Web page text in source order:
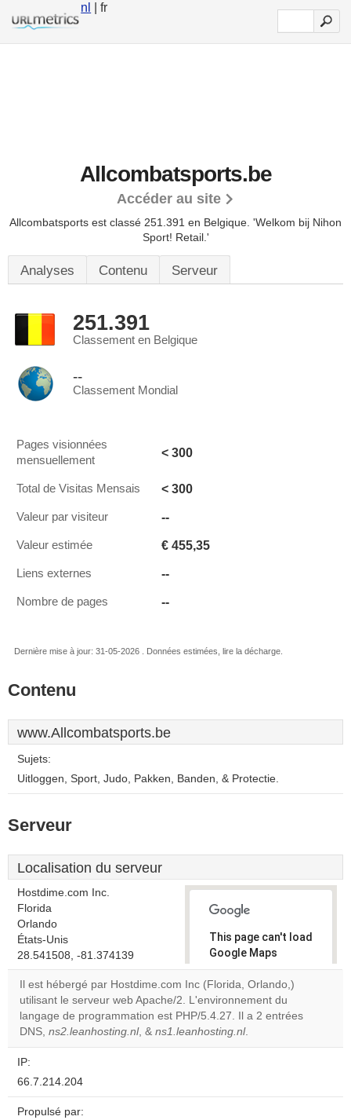
nl | fr
Allcombatsports.be
Accéder au site
Allcombatsports est classé 251.391 en Belgique. 'Welkom bij Nihon
Sport! Retail.'
Analyses Contenu Serveur
251.391
Classement en Belgique
--
Classement Mondial
Pages visionnées
mensuellement
< 300
Total de Visitas Mensais < 300
Valeur par visiteur --
Valeur estimée € 455,35
Liens externes --
Nombre de pages --
Dernière mise à jour: 31-05-2026 . Données estimées, lire la décharge.
Contenu
www.Allcombatsports.be
Sujets:
Uitloggen, Sport, Judo, Pakken, Banden, & Protectie.
Serveur
Localisation du serveur
Hostdime.com Inc.
Florida
Orlando
États-Unis
28.541508, -81.374139
This page can't load
Google Maps
correctly.
Do you
own this
website?
OK
Il est hébergé par Hostdime.com Inc (Florida, Orlando,)
utilisant le serveur web Apache/2. L'environnement du
langage de programmation est PHP/5.4.27. Il a 2 entrées
DNS, ns2.leanhosting.nl, & ns1.leanhosting.nl.
IP:
66.7.214.204
Propulsé par: